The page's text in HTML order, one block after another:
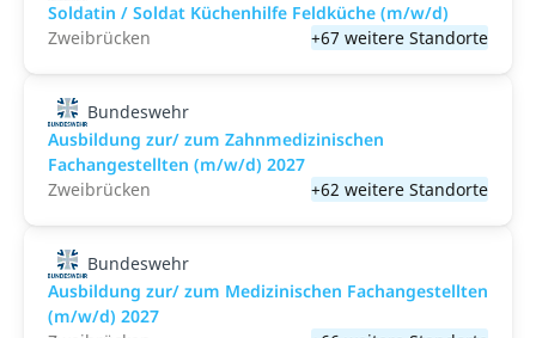
Soldatin / Soldat Küchenhilfe Feldküche (m/w/d)
Zweibrücken
+67 weitere Standorte
Bundeswehr
Ausbildung zur/ zum Zahnmedizinischen
Fachangestellten (m/w/d) 2027
Zweibrücken
+62 weitere Standorte
Bundeswehr
Ausbildung zur/ zum Medizinischen Fachangestellten
(m/w/d) 2027